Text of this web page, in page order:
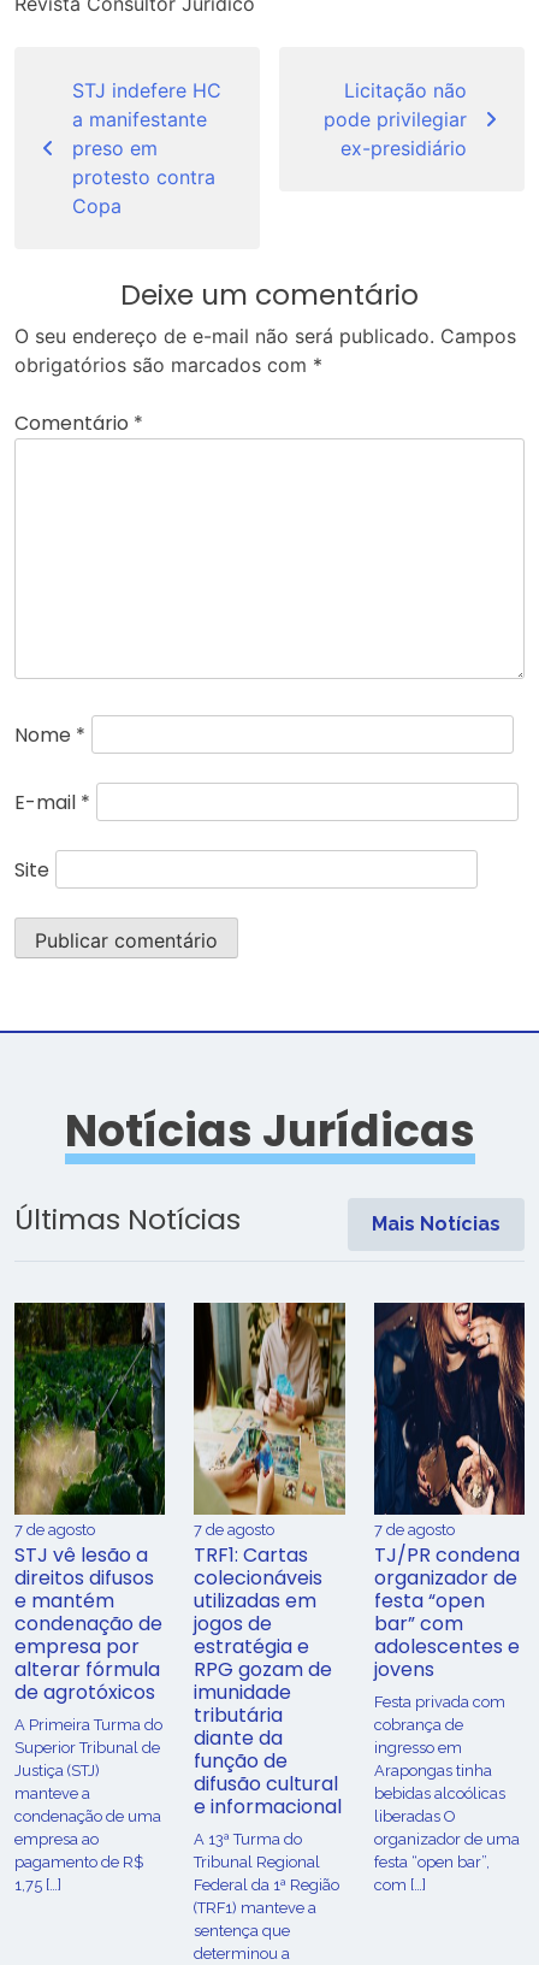
Post
STJ indefere HC
a manifestante
preso em
protesto contra
Copa
Licitação não
pode privilegiar
ex-presidiário
Deixe um comentário
O seu endereço de e-mail não será publicado. Campos
obrigatórios são marcados com *
Comentário *
Nome *
E-mail *
Site
Notícias Jurídicas
Últimas Notícias Mais Notícias
7 de agosto
STJ vê lesão a
direitos difusos
e mantém
condenação de
empresa por
alterar fórmula
de agrotóxicos
​A Primeira Turma do
Superior Tribunal de
Justiça (STJ)
manteve a
condenação de uma
empresa ao
pagamento de R$
1,75 […]
7 de agosto
TRF1: Cartas
colecionáveis
utilizadas em
jogos de
estratégia e
RPG gozam de
imunidade
tributária
diante da
função de
difusão cultural
e informacional
A 13ª Turma do
Tribunal Regional
Federal da 1ª Região
(TRF1) manteve a
sentença que
determinou a
7 de agosto
TJ/PR condena
organizador de
festa “open
bar” com
adolescentes e
jovens
Festa privada com
cobrança de
ingresso em
Arapongas tinha
bebidas alcoólicas
liberadas O
organizador de uma
festa “open bar”,
com […]